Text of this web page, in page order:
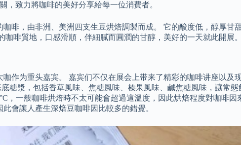
，致力將咖啡的美好分享給每一位消費者。
啡，由非洲、美洲四支生豆烘焙調製而成。 它的酸度低，醇厚
啡質地，口感滑順，伴細膩而圓潤的甘醇，美好的一天就此開展。
作为重头嘉宾。 嘉宾们不仅在展会上带来了精彩的咖啡讲座以
糖漿，包括香草風味、焦糖風味、榛果風味、鹹焦糖風味，讓常
，一般咖啡烘焙時不太可能會超過這溫度，因此烘焙程度對咖啡
會讓人產生深焙豆咖啡因比較多的錯覺。